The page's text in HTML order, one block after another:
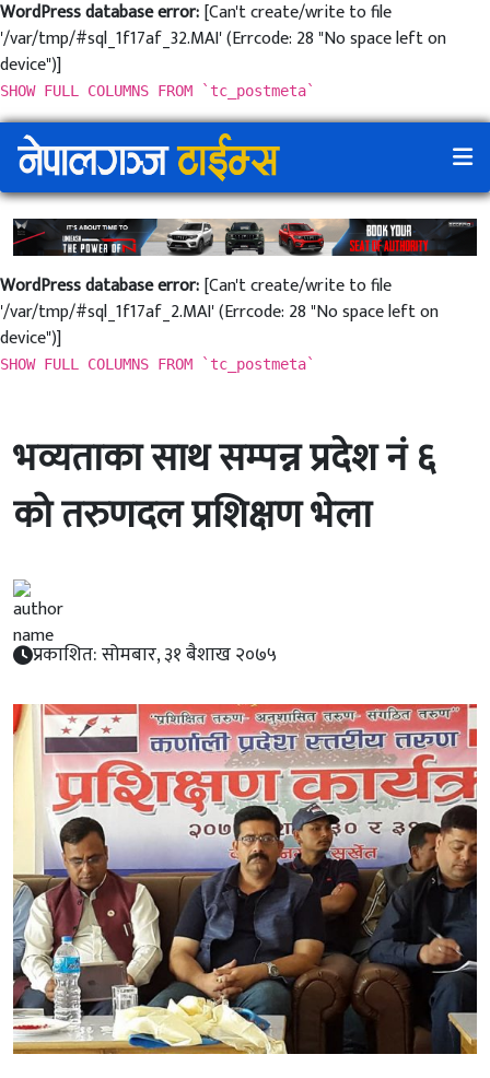
WordPress database error:[Can't create/write to file
'/var/tmp/#sql_1f17af_32.MAI' (Errcode: 28 "No space left on
device")]
SHOW FULL COLUMNS FROM `tc_postmeta`
WordPress database error:[Can't create/write to file
'/var/tmp/#sql_1f17af_2.MAI' (Errcode: 28 "No space left on
device")]
SHOW FULL COLUMNS FROM `tc_postmeta`
भव्यताका साथ सम्पन्न प्रदेश नं ६
को तरुणदल प्रशिक्षण भेला
प्रकाशित: सोमबार, ३१ बैशाख २०७५